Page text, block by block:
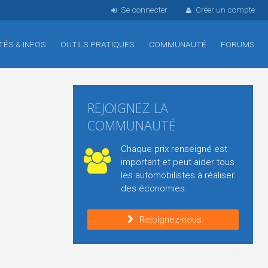
Se connecter Créer un compte
& INFOS OUTILS PRATIQUES COMMUNAUTÉ FORUMS
REJOIGNEZ LA
COMMUNAUTÉ
Chaque prix renseigné est
important et peut aider tous
les automobilistes à réaliser
des économies.
Rejoignez-nous